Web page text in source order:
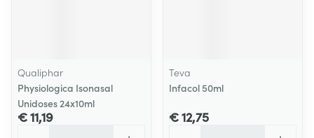
Qualiphar
Physiologica Isonasal
Unidoses 24x10ml
€ 11,19
Teva
Infacol 50ml
€ 12,75